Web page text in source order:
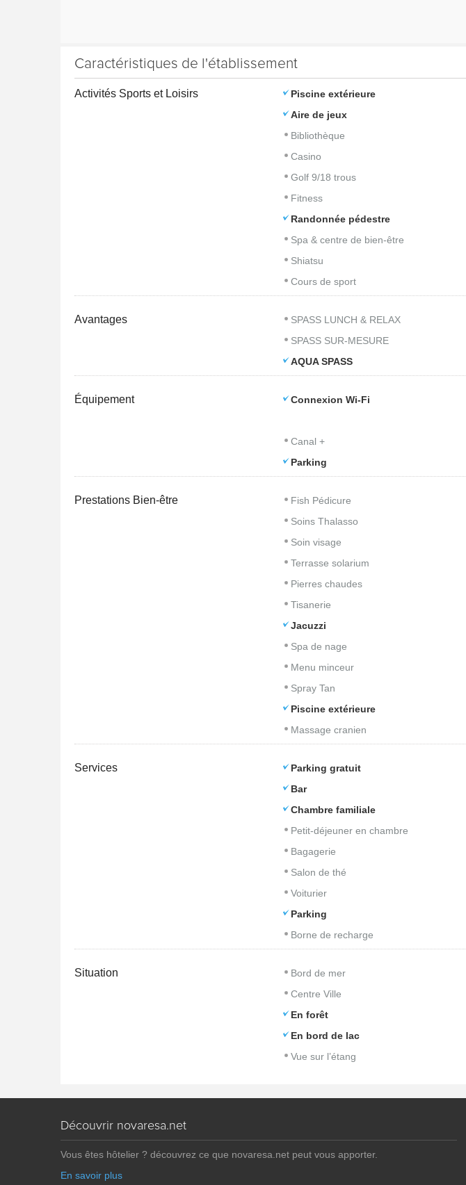
Caractéristiques de l'établissement
Activités Sports et Loisirs Piscine extérieure
Aire de jeux
Bibliothèque
Casino
Golf 9/18 trous
Fitness
Randonnée pédestre
Spa & centre de bien-être
Shiatsu
Cours de sport
Avantages SPASS LUNCH & RELAX
SPASS SUR-MESURE
AQUA SPASS
Équipement Connexion Wi-Fi
Canal +
Parking
Prestations Bien-être Fish Pédicure
Soins Thalasso
Soin visage
Terrasse solarium
Pierres chaudes
Tisanerie
Jacuzzi
Spa de nage
Menu minceur
Spray Tan
Piscine extérieure
Massage cranien
Services Parking gratuit
Bar
Chambre familiale
Petit-déjeuner en chambre
Bagagerie
Salon de thé
Voiturier
Parking
Borne de recharge
Situation Bord de mer
Centre Ville
En forêt
En bord de lac
Vue sur l’étang
Découvrir novaresa.net
Vous êtes hôtelier ? découvrez ce que novaresa.net peut vous apporter.
En savoir plus